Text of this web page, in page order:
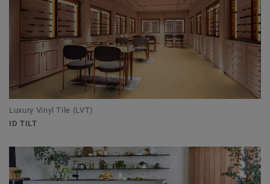
Luxury Vinyl Tile (LVT)
ID TILT